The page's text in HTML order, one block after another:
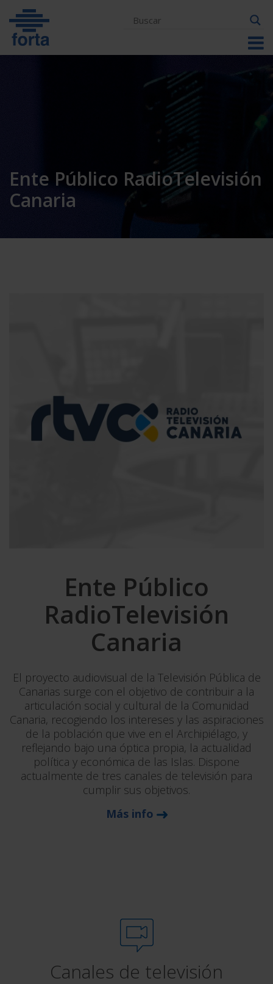
content
Ente Público RadioTelevisión
Canaria
Ente Público
RadioTelevisión
Canaria
El proyecto audiovisual de la Televisión Pública de
Canarias surge con el objetivo de contribuir a la
articulación social y cultural de la Comunidad
Canaria, recogiendo los intereses y las aspiraciones
de la población que vive en el Archipiélago, y
reflejando bajo una óptica propia, la actualidad
política y económica de las Islas. Dispone
actualmente de tres canales de televisión para
cumplir sus objetivos.
Más info
Canales de televisión